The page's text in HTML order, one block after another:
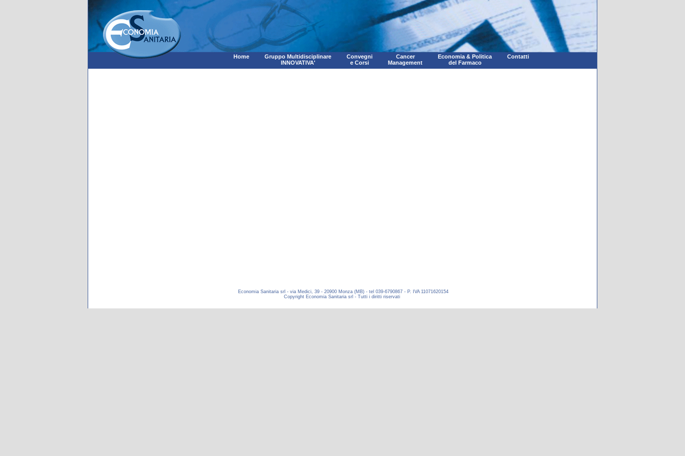
Home
Gruppo Multidisciplinare
INNOVATIVA'
Convegni
e Corsi
Cancer
Management
Economia & Politica
del Farmaco
Contatti
Economia Sanitaria srl - via Medici, 39 - 20900 Monza (MB) - tel 039-6790867 - P. IVA 11071620154
Copyright Economia Sanitaria srl - Tutti i diritti riservati